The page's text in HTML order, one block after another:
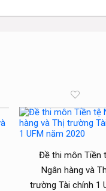
Đề thi môn Tiền
Ngân hàng và
trường Tài chính 1